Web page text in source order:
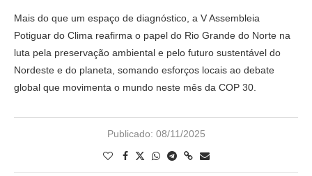
Mais do que um espaço de diagnóstico, a V Assembleia
Potiguar do Clima reafirma o papel do Rio Grande do Norte na
luta pela preservação ambiental e pelo futuro sustentável do
Nordeste e do planeta, somando esforços locais ao debate
global que movimenta o mundo neste mês da COP 30.
Publicado: 08/11/2025